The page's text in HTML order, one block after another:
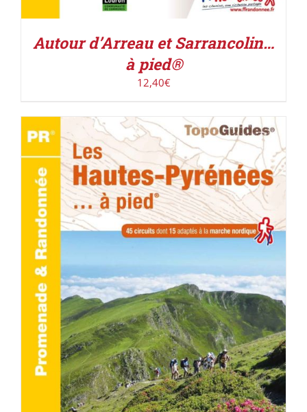
Autour d’Arreau et Sarrancolin…
à pied®
12,40€
AJOUTER AU PANIER / DÉTAILS